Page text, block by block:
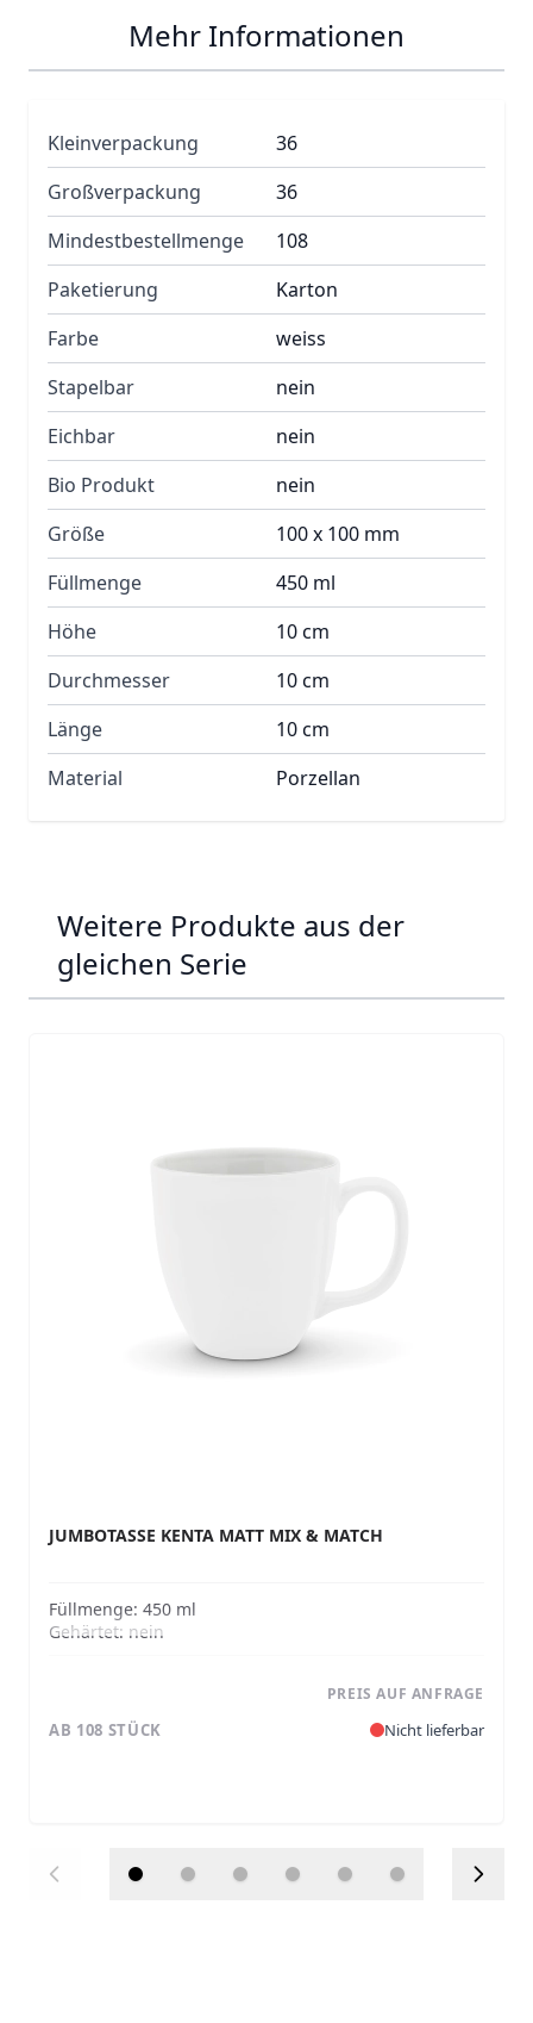
Mehr Informationen
Kleinverpackung
36
Großverpackung
36
Mindestbestellmenge
108
Paketierung
Karton
Farbe
weiss
Stapelbar
nein
Eichbar
nein
Bio Produkt
nein
Größe
100 x 100 mm
Füllmenge
450 ml
Höhe
10 cm
Durchmesser
10 cm
Länge
10 cm
Material
Porzellan
Weitere Produkte aus der
gleichen Serie
JUMBOTASSE KENTA MATT MIX & MATCH
Füllmenge: 450 ml
Gehärtet: nein
PREIS AUF ANFRAGE
AB 108 STÜCK Nicht lieferbar